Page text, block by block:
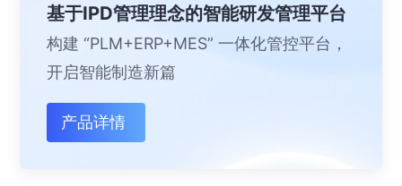
基于IPD管理理念的智能研发管理平台
构建 “PLM+ERP+MES” 一体化管控平台，
开启智能制造新篇
产品详情